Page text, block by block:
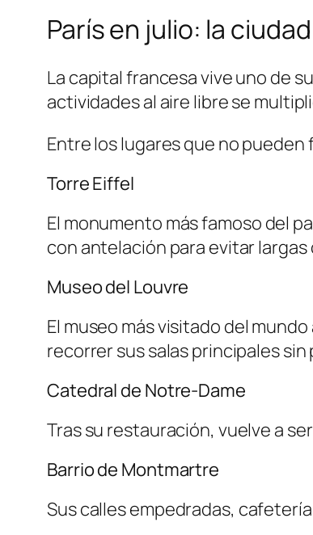
París en julio: la
La capital francesa vive uno de
actividades al aire libre se
Entre los lugares que no
Torre Eiffel
El monumento más famoso del
con antelación para evitar largas
Museo del Louvre
El museo más visitado del
recorrer sus salas principales sin
Catedral de Notre-Dame
Tras su restauración, vuelve a
Barrio de Montmartre
Sus calles empedradas,